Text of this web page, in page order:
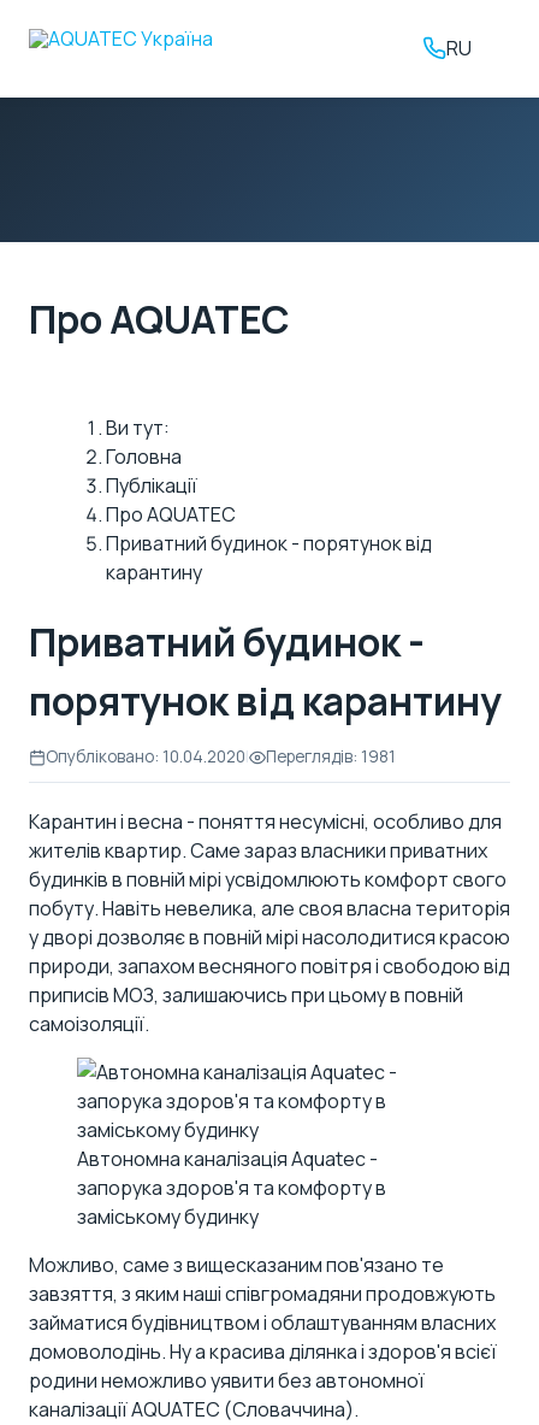
RU
Про AQUATEC
Ви тут:
Головна
Публікації
Про AQUATEC
Приватний будинок - порятунок від
карантину
Приватний будинок -
порятунок від карантину
Опубліковано: 10.04.2020| Переглядів: 1981
Карантин і весна - поняття несумісні, особливо для
жителів квартир. Саме зараз власники приватних
будинків в повній мірі усвідомлюють комфорт свого
побуту. Навіть невелика, але своя власна територія
у дворі дозволяє в повній мірі насолодитися красою
природи, запахом весняного повітря і свободою від
приписів МОЗ, залишаючись при цьому в повній
самоізоляції.
Автономна каналізація Aquatec -
запорука здоров'я та комфорту в
заміському будинку
Можливо, саме з вищесказаним пов'язано те
завзяття, з яким наші співгромадяни продовжують
займатися будівництвом і облаштуванням власних
домоволодінь. Ну а красива ділянка і здоров'я всієї
родини неможливо уявити без автономної
каналізації AQUATEC (Словаччина).